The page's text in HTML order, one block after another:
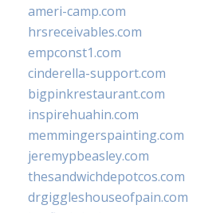
ameri-camp.com
hrsreceivables.com
empconst1.com
cinderella-support.com
bigpinkrestaurant.com
inspirehuahin.com
memmingerspainting.com
jeremypbeasley.com
thesandwichdepotcos.com
drgiggleshouseofpain.com